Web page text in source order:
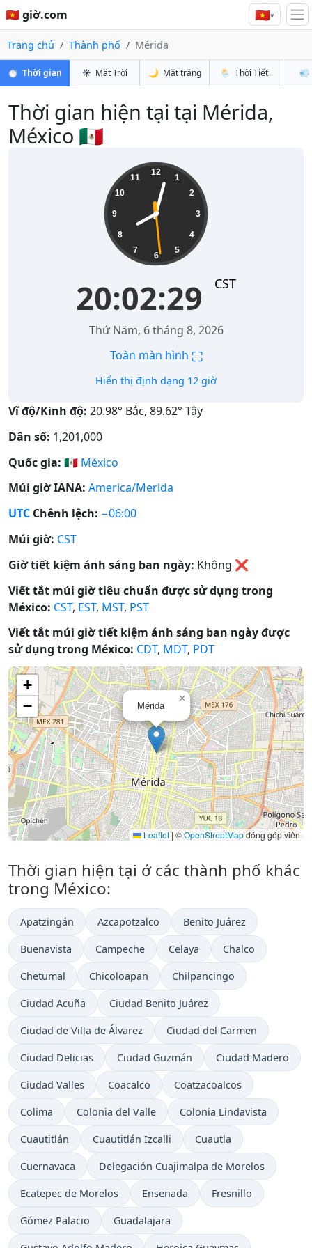
🇻🇳 giờ.com 🇻🇳▾
Trang chủ Thành phố Mérida
⏱️ Thời gian ☀️ Mặt Trời 🌙 Mặt trăng 🌦️ Thời Tiết 💨
Thời gian hiện tại tại Mérida,
México 🇲🇽
12
1
2
3
4
5
6
7
8
9
10
11
20:02:30 CST
Thứ Năm, 6 tháng 8, 2026
Toàn màn hình ⛶
Hiển thị định dạng 12 giờ
Vĩ độ/Kinh độ: 20.98° Bắc, 89.62° Tây
Dân số: 1,201,000
Quốc gia: 🇲🇽 México
Múi giờ IANA: America/Merida
UTC Chênh lệch: −06:00
Múi giờ: CST
Giờ tiết kiệm ánh sáng ban ngày: Không ❌
Viết tắt múi giờ tiêu chuẩn được sử dụng trong
México: CST, EST, MST, PST
Viết tắt múi giờ tiết kiệm ánh sáng ban ngày được
sử dụng trong México: CDT, MDT, PDT
Mérida
×
+
−
Leaflet | ©OpenStreetMapđóng góp viên
Thời gian hiện tại ở các thành phố khác
trong México:
Apatzingán Azcapotzalco Benito Juárez
Buenavista Campeche Celaya Chalco
Chetumal Chicoloapan Chilpancingo
Ciudad Acuña Ciudad Benito Juárez
Ciudad de Villa de Álvarez Ciudad del Carmen
Ciudad Delicias Ciudad Guzmán Ciudad Madero
Ciudad Valles Coacalco Coatzacoalcos
Colima Colonia del Valle Colonia Lindavista
Cuautitlán Cuautitlán Izcalli Cuautla
Cuernavaca Delegación Cuajimalpa de Morelos
Ecatepec de Morelos Ensenada Fresnillo
Gómez Palacio Guadalajara